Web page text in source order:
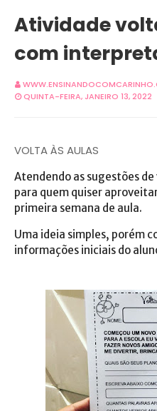
Atividade
com
QUINTA-FEIRA, JANEIRO 13, 2022
VOLTA ÀS AULAS
Atendendo as sugestões
para quem quiser
primeira semana de aula.
Uma ideia simples, porém
informações iniciais do